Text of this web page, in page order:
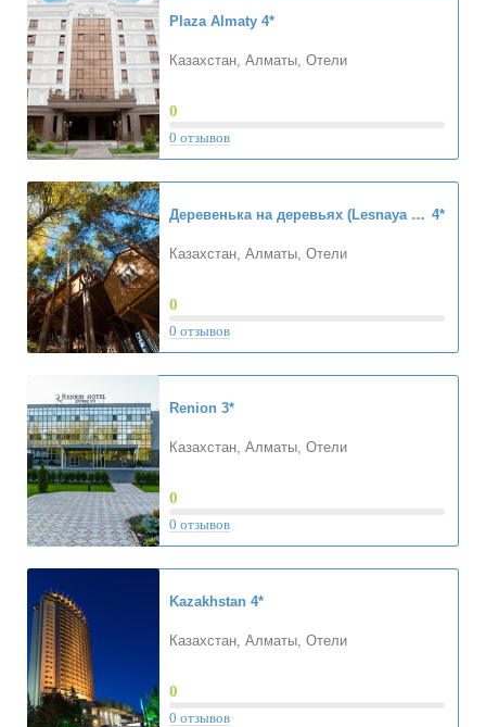
Plaza Almaty 4*
Казахстан, Алматы, Отели
0
0 отзывов
Деревенька на деревьях (Lesnaya Skazka) 4*
Казахстан, Алматы, Отели
0
0 отзывов
Renion 3*
Казахстан, Алматы, Отели
0
0 отзывов
Kazakhstan 4*
Казахстан, Алматы, Отели
0
0 отзывов